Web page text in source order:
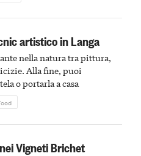
artistico in Langa
nella natura tra pittura,
Alla fine, puoi
o portarla a casa
Vigneti Brichet